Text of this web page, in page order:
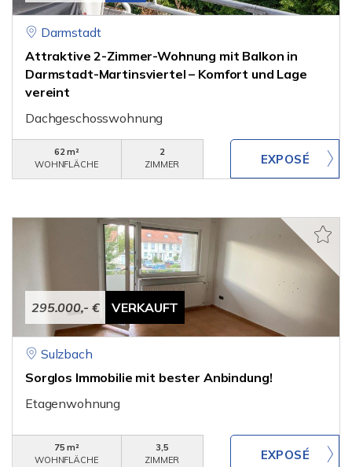
Darmstadt
Attraktive 2-Zimmer-Wohnung mit Balkon in
Darmstadt-Martinsviertel – Komfort und Lage
vereint
Dachgeschosswohnung
62 m²
WOHNFLÄCHE
2
ZIMMER
295.000,- € VERKAUFT
Sulzbach
Sorglos Immobilie mit bester Anbindung!
Etagenwohnung
75 m²
WOHNFLÄCHE
3,5
ZIMMER